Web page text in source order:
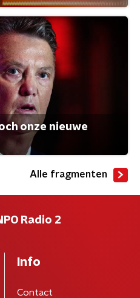
onze nieuwe
Alle fragmenten
Radio 2
Info
Contact